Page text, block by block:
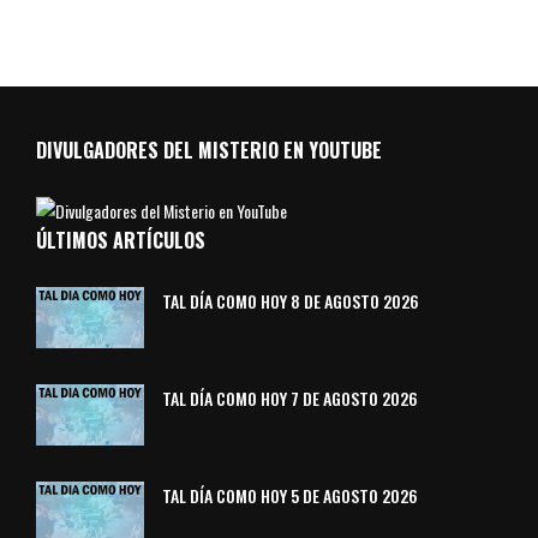
DIVULGADORES DEL MISTERIO EN YOUTUBE
ÚLTIMOS ARTÍCULOS
TAL DÍA COMO HOY 8 DE AGOSTO 2026
TAL DÍA COMO HOY 7 DE AGOSTO 2026
TAL DÍA COMO HOY 5 DE AGOSTO 2026